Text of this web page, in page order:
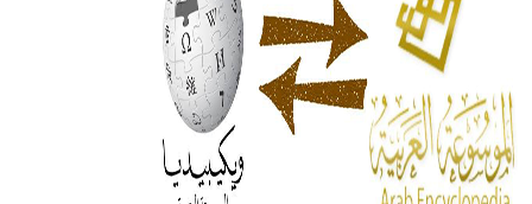
- هل تعلم أن المرجان إفراز حيواني يتكون في البحر ويتركب
من مادة كربونات الكلسيوم، وهو أحمر أو شديد الحمرة وهو
أجود أنواعه، ويمتاز بكبر الحجم ويسمى الش